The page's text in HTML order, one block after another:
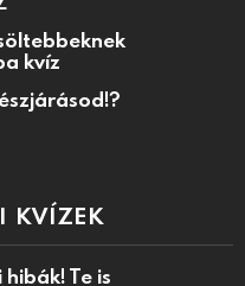
kvíz
KVÍZEK
Te is